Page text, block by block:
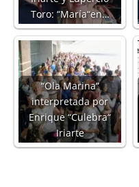
Toro: “María“en…
“Ola Marina“
interpretada por
Enrique “Culebra“
Iriarte